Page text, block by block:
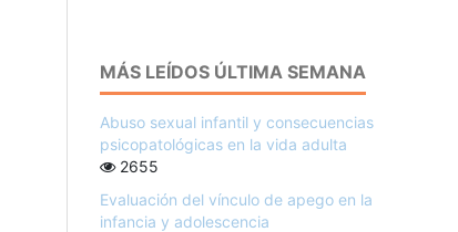
MÁS LEÍDOS ÚLTIMA SEMANA
Abuso sexual infantil y consecuencias
psicopatológicas en la vida adulta
2655
Evaluación del vínculo de apego en la
infancia y adolescencia